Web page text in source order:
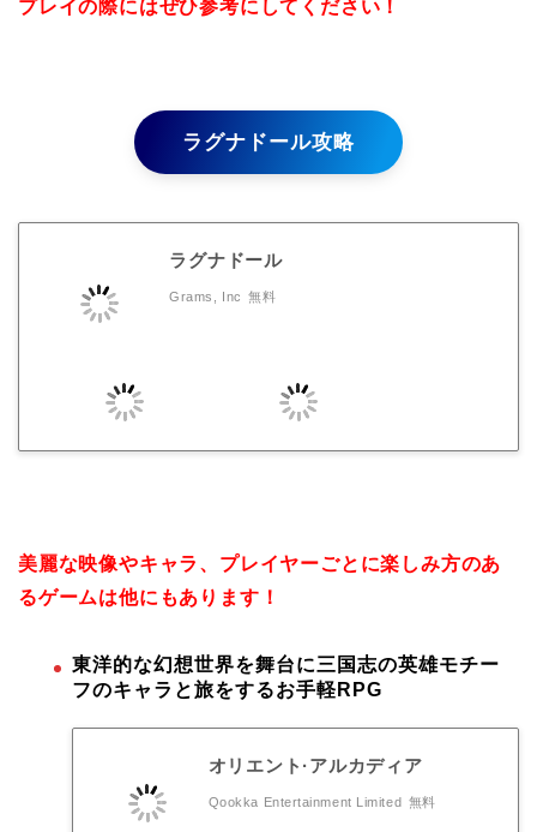
プレイの際にはぜひ参考にしてください！
ラグナドール攻略
ラグナドール
Grams, Inc 無料
美麗な映像やキャラ、プレイヤーごとに楽しみ方のあ
るゲームは他にもあります！
東洋的な幻想世界を舞台に三国志の英雄モチー
フのキャラと旅をするお手軽RPG
オリエント·アルカディア
Qookka Entertainment Limited 無料